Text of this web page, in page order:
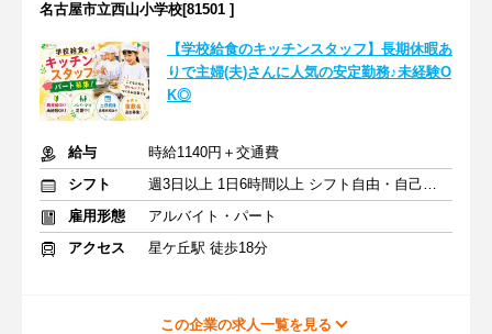
名古屋市立西山小学校[81501 ]
【学校給食のキッチンスタッフ】長期休暇あ
りで主婦(夫)さんに人気の安定勤務♪未経験O
K◎
給与
時給1140円＋交通費
シフト
週3日以上 1日6時間以上 シフト自由・自己申告
雇用形態
アルバイト・パート
アクセス
星ケ丘駅 徒歩18分
この企業の求人一覧を見る